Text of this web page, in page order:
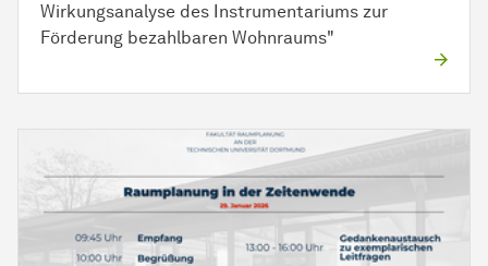
Wirkungsanalyse des Instrumentariums zur
Förderung bezahlbaren Wohnraums"